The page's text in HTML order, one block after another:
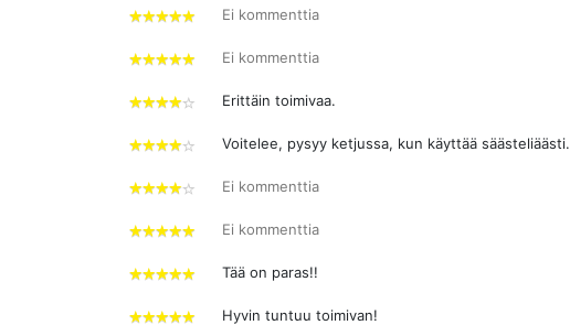
tähdet
tähdet
Ei kommenttia
tähdet
Ei kommenttia
tähdet
Erittäin toimivaa.
tähdet
Voitelee, pysyy ketjussa, kun käyttää säästeliäästi.
tähdet
Ei kommenttia
tähdet
Ei kommenttia
tähdet
Tää on paras!!
Hyvin tuntuu toimivan!